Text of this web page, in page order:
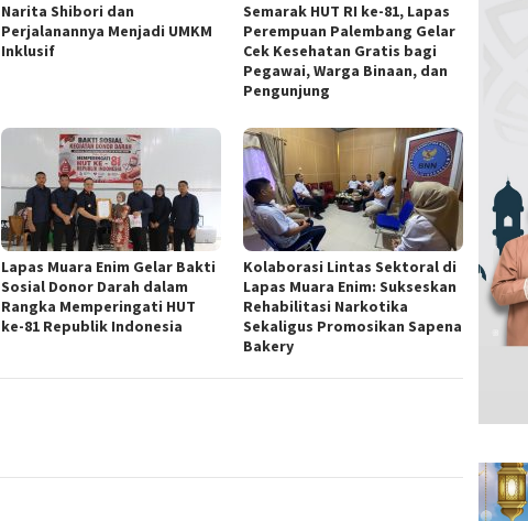
Narita Shibori dan
Perjalanannya Menjadi UMKM
Inklusif
Semarak HUT RI ke-81, Lapas
Perempuan Palembang Gelar
Cek Kesehatan Gratis bagi
Pegawai, Warga Binaan, dan
Pengunjung
Lapas Muara Enim Gelar Bakti
Sosial Donor Darah dalam
Rangka Memperingati HUT
ke-81 Republik Indonesia
Kolaborasi Lintas Sektoral di
Lapas Muara Enim: Sukseskan
Rehabilitasi Narkotika
Sekaligus Promosikan Sapena
Bakery